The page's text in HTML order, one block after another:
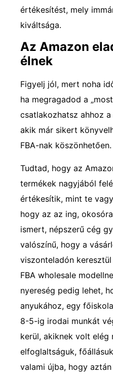
értékesítést, mely
kiváltsága.
Az Amazon
élnek
Figyelj jól, mert noha
ha megragadod a
csatlakozhatsz ahhoz
akik már sikert
FBA-nak köszönhetően.
Tudtad, hogy az
termékek nagyjából
értékesítik, mint te
hogy az az ing,
ismert, népszerű cég
valószínű, hogy a
viszonteladón
FBA wholesale
nyereség pedig lehet,
anyukához, egy
8-5-ig irodai munkát
kerül, akiknek volt elég
elfoglaltságuk,
valami újba, hogy